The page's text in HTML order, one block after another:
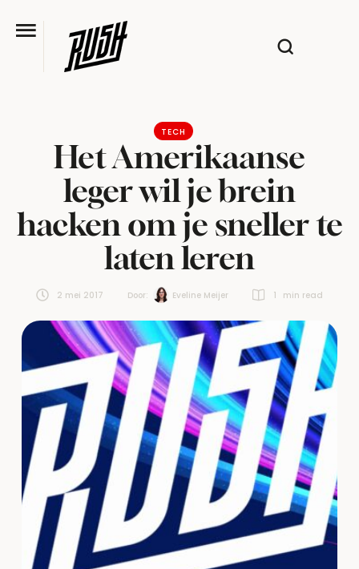
TECH
Het Amerikaanse
leger wil je brein
hacken om je sneller te
laten leren
2 mei 2017 Door: Eveline Meijer 1 min read